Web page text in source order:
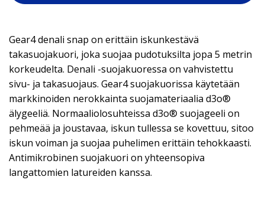
Gear4 denali snap on erittäin iskunkestävä
takasuojakuori, joka suojaa pudotuksilta jopa 5 metrin
korkeudelta. Denali -suojakuoressa on vahvistettu
sivu- ja takasuojaus. Gear4 suojakuorissa käytetään
markkinoiden nerokkainta suojamateriaalia d3o®
älygeeliä. Normaaliolosuhteissa d3o® suojageeli on
pehmeää ja joustavaa, iskun tullessa se kovettuu, sitoo
iskun voiman ja suojaa puhelimen erittäin tehokkaasti.
Antimikrobinen suojakuori on yhteensopiva
langattomien latureiden kanssa.